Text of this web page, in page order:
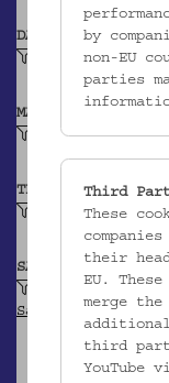
DATIERUNG
Ende 19. Jh.
MATERIAL
Laubholz
TECHNIK
gedrechselt
SAMMLUNG
Schuchardt,
Sachwortforschung
by
non-EU
parties
Third
These
their
EU.
merge
third
YouTube